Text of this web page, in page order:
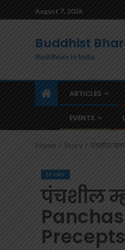
August 7, 2026
Buddhist
Buddhism In India
ARTICLES
EVENTS
Home Story पंचशील
STORY
पंचशील